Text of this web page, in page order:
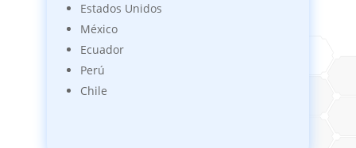
Estados Unidos
México
Ecuador
Perú
Chile